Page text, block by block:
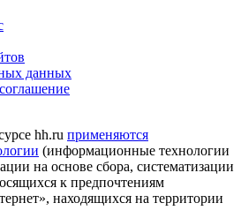
данных
hh.ru применяются
(информационные технологии
на основе сбора, систематизации
к предпочтениям
находящихся на территории